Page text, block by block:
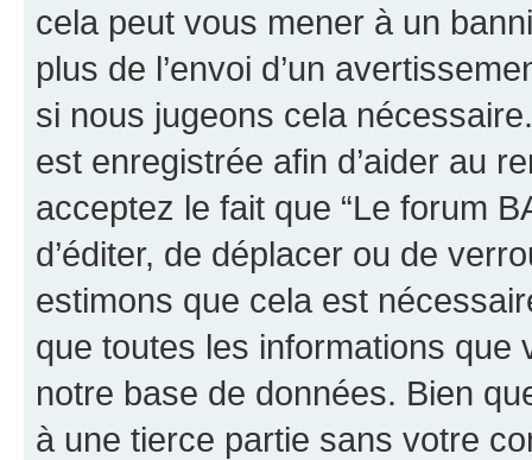
cela peut vous mener à un
plus de l’envoi d’un
si nous jugeons cela
est enregistrée afin d’aider au
acceptez le fait que “Le forum
d’éditer, de déplacer ou de
estimons que cela est
que toutes les informations
notre base de données. Bien
à une tierce partie sans votre